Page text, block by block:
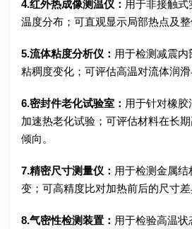
4.红外热成像测温仪： 用于非接触
温度分布；可直观显示局部热点及整
5.流体粘度分析仪： 用于检测减震
粘稠度变化；可评估高温对流体润滑
6.密封件老化试验室： 用于针对橡
加速热老化试验；可评估材料在长
倾向。
7.精密尺寸测量仪： 用于检测金属
变；可高精度比对加热前后的尺寸差
8.气密性检测装置： 用于检验高温